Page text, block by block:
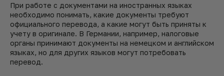
При работе с документами на иностранных языках
необходимо понимать, какие документы требуют
официального перевода, а какие могут быть приняты к
учету в оригинале. В Германии, например, налоговые
органы принимают документы на немецком и английском
языках, но для других языков могут потребовать
перевод.